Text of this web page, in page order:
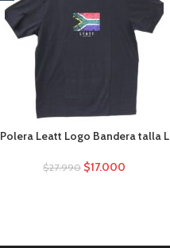
Polera Leatt Logo Bandera talla L
$27.990 $17.000